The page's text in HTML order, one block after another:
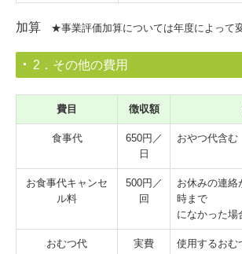
加算 ★事業評価加算については年度によって
2．その他の費用
費目 徴収額
食事代
650円／
日
おやつ代含む
お食事代キャンセ
ル料
500円／
回
お休みの連絡
時まで
になかった場
おむつ代 実費 使用するおむ